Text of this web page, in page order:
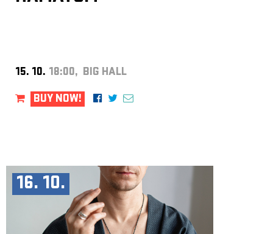
15. 10. 18:00, BIG HALL
BUY NOW!
16. 10.